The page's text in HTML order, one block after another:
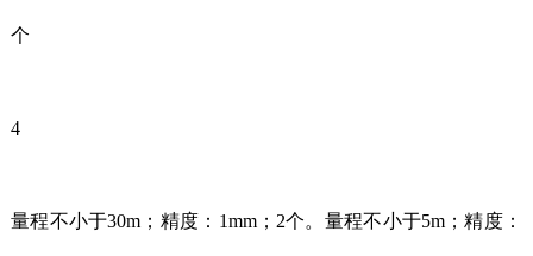
个
4
量程不小于30m；精度：1mm；2个。量程不小于5m；精度：